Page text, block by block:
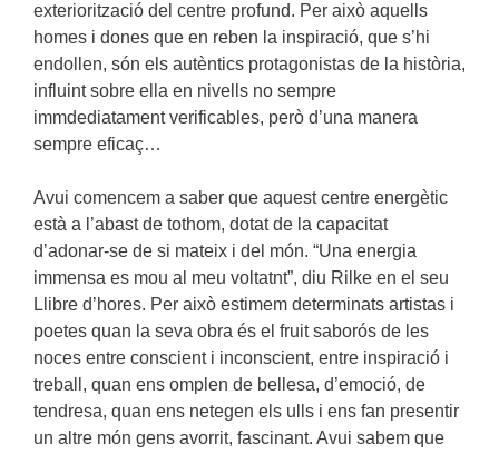
exteriorització del centre profund. Per això aquells
homes i dones que en reben la inspiració, que s’hi
endollen, són els autèntics protagonistas de la història,
influint sobre ella en nivells no sempre
immdediatament verificables, però d’una manera
sempre eficaç…
Avui comencem a saber que aquest centre energètic
està a l’abast de tothom, dotat de la capacitat
d’adonar-se de si mateix i del món. “Una energia
immensa es mou al meu voltatnt”, diu Rilke en el seu
Llibre d’hores. Per això estimem determinats artistas i
poetes quan la seva obra és el fruit saborós de les
noces entre conscient i inconscient, entre inspiració i
treball, quan ens omplen de bellesa, d’emoció, de
tendresa, quan ens netegen els ulls i ens fan presentir
un altre món gens avorrit, fascinant. Avui sabem que